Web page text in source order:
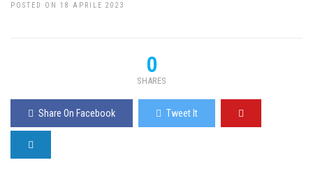
POSTED ON 18 APRILE 2023
0
SHARES
Share On Facebook Tweet It